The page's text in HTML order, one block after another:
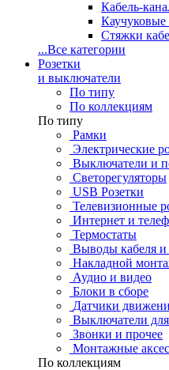
Кабель-
Каучуковые
Стяжки
...Все категории
Розетки
и выключатели
По типу
По коллекциям
По типу
Рамки
Электрические
Выключатели и
Светорегуляторы
USB Розетки
Телевизионные
Интернет и
Термостаты
Выводы кабеля и
Накладной
Аудио и видео
Блоки в сборе
Датчики
Выключатели
Звонки и прочее
Монтажные
По коллекциям